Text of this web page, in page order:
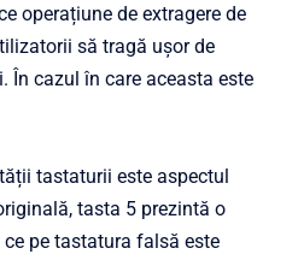
operațiune de extragere de
să tragă ușor de
În cazul în care aceasta este
tastaturii este aspectul
tasta 5 prezintă o
pe tastatura falsă este